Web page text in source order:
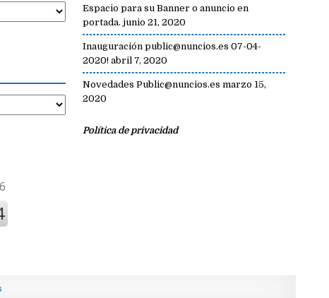
Espacio para su Banner o anuncio en
portada. junio 21, 2020
Inauguración public@nuncios.es 07-04-
2020! abril 7, 2020
Novedades Public@nuncios.es marzo 15,
2020
Política de privacidad